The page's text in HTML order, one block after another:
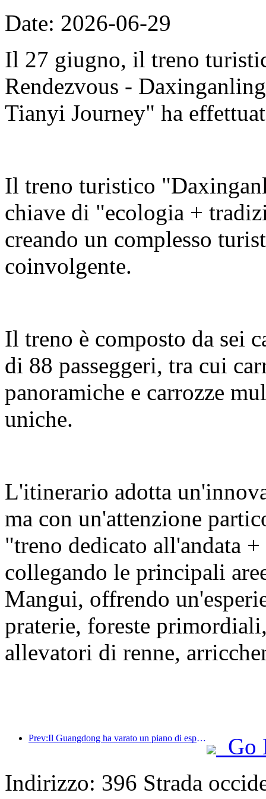
Date: 2026-06-29
Il 27 giugno, il treno
Rendezvous -
Tianyi Journey" ha
Il treno turistico
chiave di "ecologia +
creando un complesso
coinvolgente.
Il treno è composto da sei
di 88 passeggeri, tra cui
panoramiche e carrozze
uniche.
L'itinerario adotta
ma con un'attenzione
"treno dedicato all'andata
collegando le principali
Mangui, offrendo
praterie, foreste
allevatori di renne,
Prev:Il Guangdong ha varato un piano di espansione della capacità del settore dei servizi per trasformare la Greater Bay Area in una destinazione turistica di livello mondiale.
Go
Indirizzo: 396 Strada